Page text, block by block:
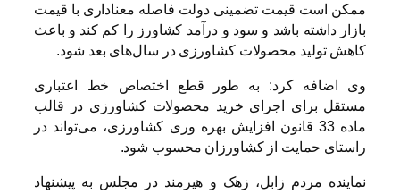
ممکن است قیمت تضمینی دولت فاصله معناداری با قیمت
بازار داشته باشد و سود و درآمد کشاورز را کم کند و باعث
کاهش تولید محصولات کشاورزی در سال‌های بعد شود.
وی اضافه کرد: به طور قطع اختصاص خط اعتباری
مستقل برای اجرای خرید محصولات کشاورزی در قالب
ماده 33 قانون افزایش بهره وری کشاورزی، می‌تواند در
راستای حمایت از کشاورزان محسوب شود.
نماینده مردم زابل، زهک و هیرمند در مجلس به پیشنهاد